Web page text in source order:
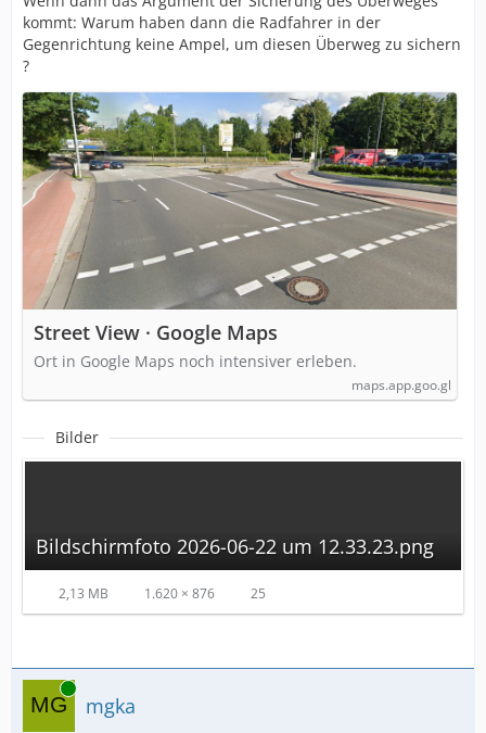
kommt: Warum haben dann die Radfahrer in der
Gegenrichtung keine Ampel, um diesen Überweg zu sichern
?
Street View · Google Maps
Ort in Google Maps noch intensiver erleben.
maps.app.goo.gl
Bilder
Bildschirmfoto 2026-06-22 um 12.33.23.png
2,13 MB 1.620 × 876 25
Online
mgka